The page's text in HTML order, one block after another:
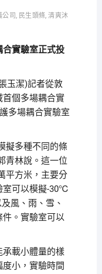
公司, 民生頭條,清爽沐
實驗室正式投
玉潔)記者從敦
個多場耦合實
多場耦合實驗室
多種不同的條
青林說。這一位
平方米，主要分
室可以模擬-30℃
風、雨、雪、
件。實驗室可以
載小體量的樣
小，實驗時間